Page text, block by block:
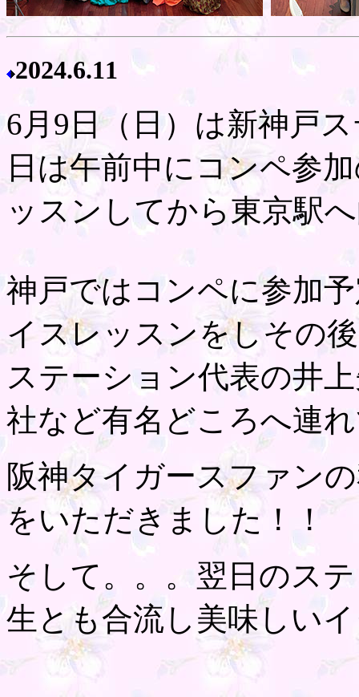
2024.6.11
6月9日（日）は新神戸
日は午前中にコンペ参
ッスンしてから東京駅
神戸ではコンペに参加
イスレッスンをしその
ステーション代表の井
社など有名どころへ連
阪神タイガースファン
をいただきました！！
そして。。。翌日のス
生とも合流し美味しい